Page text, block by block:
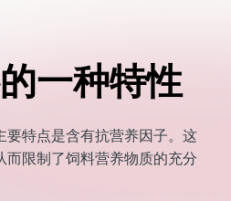
一种特性
特点是含有抗营养因子。这
限制了饲料营养物质的充分